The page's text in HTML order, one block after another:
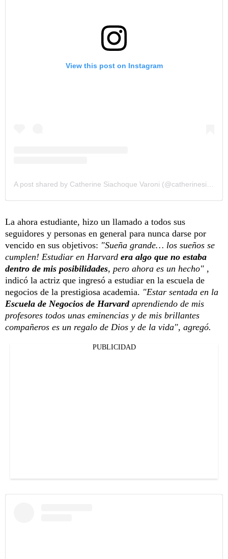
View this post on Instagram
La ahora estudiante, hizo un llamado a todos sus
seguidores y personas en general para nunca darse por
vencido en sus objetivos: "Sueña grande… los sueños se
cumplen! Estudiar en Harvard era algo que no estaba
dentro de mis posibilidades, pero ahora es un hecho" ,
indicó la actriz que ingresó a estudiar en la escuela de
negocios de la prestigiosa academia. "Estar sentada en la
Escuela de Negocios de Harvard aprendiendo de mis
profesores todos unas eminencias y de mis brillantes
compañeros es un regalo de Dios y de la vida", agregó.
PUBLICIDAD